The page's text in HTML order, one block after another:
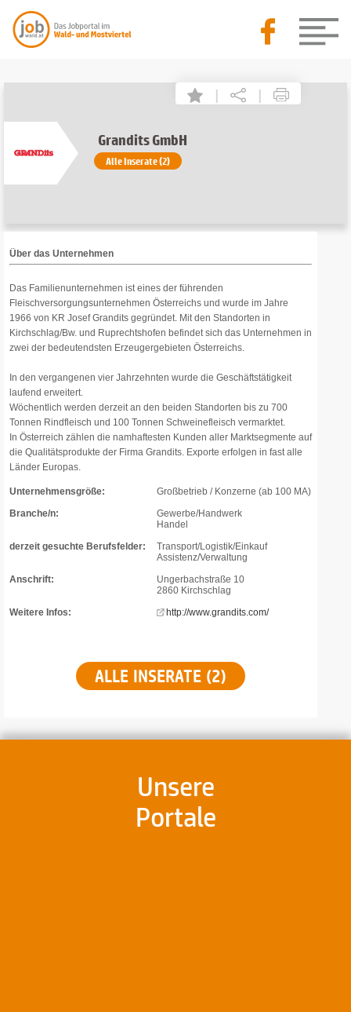
| |
Grandits GmbH
Alle Inserate (2)
Über das Unternehmen
Das Familienunternehmen ist eines der führenden
Fleischversorgungsunternehmen Österreichs und wurde im Jahre
1966 von KR Josef Grandits gegründet. Mit den Standorten in
Kirchschlag/Bw. und Ruprechtshofen befindet sich das Unternehmen in
zwei der bedeutendsten Erzeugergebieten Österreichs.
In den vergangenen vier Jahrzehnten wurde die Geschäftstätigkeit
laufend erweitert.
Wöchentlich werden derzeit an den beiden Standorten bis zu 700
Tonnen Rindfleisch und 100 Tonnen Schweinefleisch vermarktet.
In Österreich zählen die namhaftesten Kunden aller Marktsegmente auf
die Qualitätsprodukte der Firma Grandits. Exporte erfolgen in fast alle
Länder Europas.
Unternehmensgröße:
Großbetrieb / Konzerne (ab 100 MA)
Branche/n:
Gewerbe/Handwerk
Handel
derzeit gesuchte Berufsfelder:
Transport/Logistik/Einkauf
Assistenz/Verwaltung
Anschrift:
Ungerbachstraße 10
2860 Kirchschlag
Weitere Infos:
http://www.grandits.com/
ALLE INSERATE (2)
Unsere
Portale